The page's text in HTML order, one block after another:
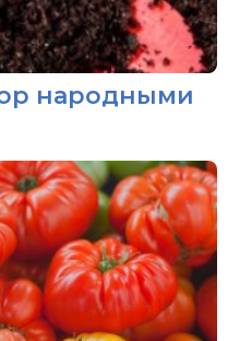
народными